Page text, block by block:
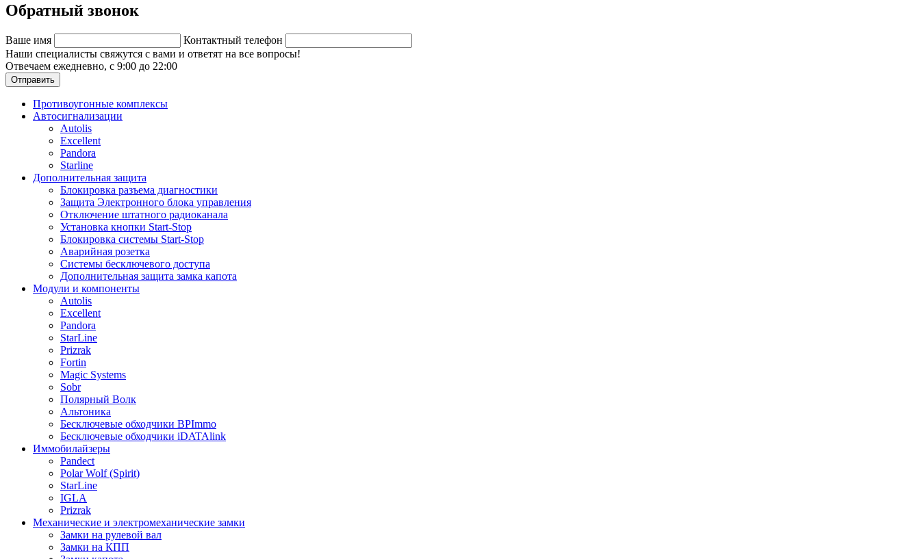
Обратный звонок
Ваше имя
Контактный телефон
Наши специалисты свяжутся с вами и ответят на все вопросы!
Отвечаем ежедневно, с 9:00 до 22:00
Отправить
Противоугонные комплексы
Автосигнализации
Autolis
Excellent
Pandora
Starline
Дополнительная защита
Блокировка разъема диагностики
Защита Электронного блока управления
Отключение штатного радиоканала
Установка кнопки Start-Stop
Блокировка системы Start-Stop
Аварийная розетка
Системы бесключевого доступа
Дополнительная защита замка капота
Модули и компоненты
Autolis
Excellent
Pandora
StarLine
Prizrak
Fortin
Magic Systems
Sobr
Полярный Волк
Альтоника
Бесключевые обходчики BPImmo
Бесключевые обходчики iDATAlink
Иммобилайзеры
Pandect
Polar Wolf (Spirit)
StarLine
IGLA
Prizrak
Механические и электромеханические замки
Замки на рулевой вал
Замки на КПП